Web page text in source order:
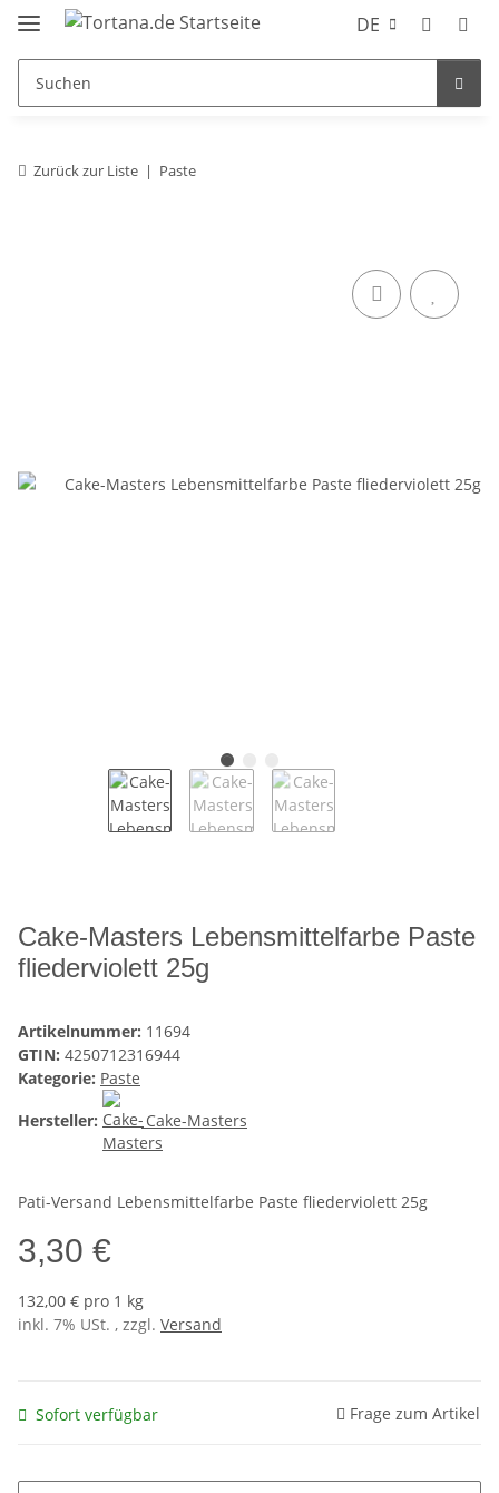
DE
Zurück zur Liste Paste
Cake-Masters Lebensmittelfarbe Paste
fliederviolett 25g
Artikelnummer: 11694
GTIN: 4250712316944
Kategorie: Paste
Hersteller:
Cake-Masters
Pati-Versand Lebensmittelfarbe Paste fliederviolett 25g
3,30 €
132,00 € pro 1 kg
inkl. 7% USt. , zzgl. Versand
Sofort verfügbar Frage zum Artikel